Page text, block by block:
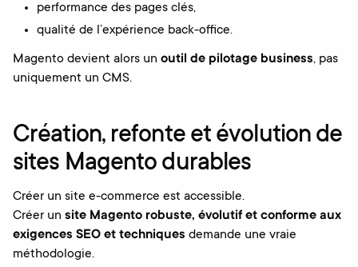
performance des pages clés,
qualité de l’expérience back-office.
Magento devient alors un outil de pilotage business, pas
uniquement un CMS.
Création, refonte et évolution de
sites Magento durables
Créer un site e-commerce est accessible.
Créer un site Magento robuste, évolutif et conforme aux
exigences SEO et techniques demande une vraie
méthodologie.